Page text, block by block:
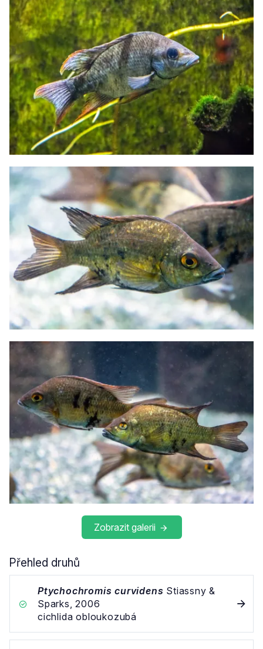
Zobrazit galerii
Přehled druhů
Ptychochromis curvidens Stiassny &
Sparks, 2006
cichlida obloukozubá